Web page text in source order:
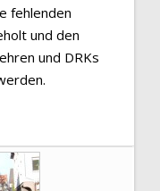
fehlenden
und den
und DRKs